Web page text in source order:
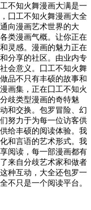
不知火舞漫画大满是一
囗工不知火舞漫画大全
向漫画艺术世界的大
类漫画气概。让你正在
灵感。漫画的魅力正在
分享的社区。由业内专
会意义。囗工不知火舞
品不只有丰硕的故事和
画集，正在囗工不知火
歧类型漫画的奇特魅
和交换。包罗冒险、幻
努力于为每一位访客供
给丰硕的阅读体验。我
和言语的艺术形式。我
阅读，每一部漫画都有
来自分歧艺术家和做者
种互动，大全还包罗一
不只是一个阅读平台。